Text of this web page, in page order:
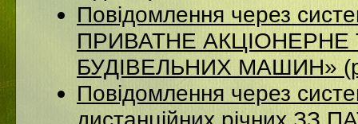
Повідомлення через
ПРИВАТНЕ
БУДІВЕЛЬНИХ МАШИН»
Повідомлення через